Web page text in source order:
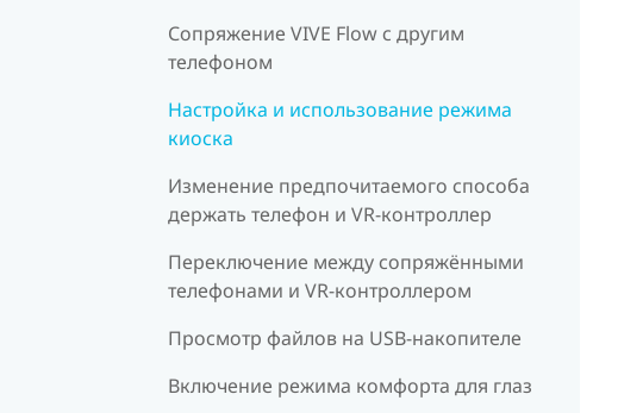
Сопряжение VIVE Flow с другим
телефоном
Настройка и использование режима
киоска
Изменение предпочитаемого способа
держать телефон и VR-контроллер
Переключение между сопряжёнными
телефонами и VR-контроллером
Просмотр файлов на USB-накопителе
Включение режима комфорта для глаз